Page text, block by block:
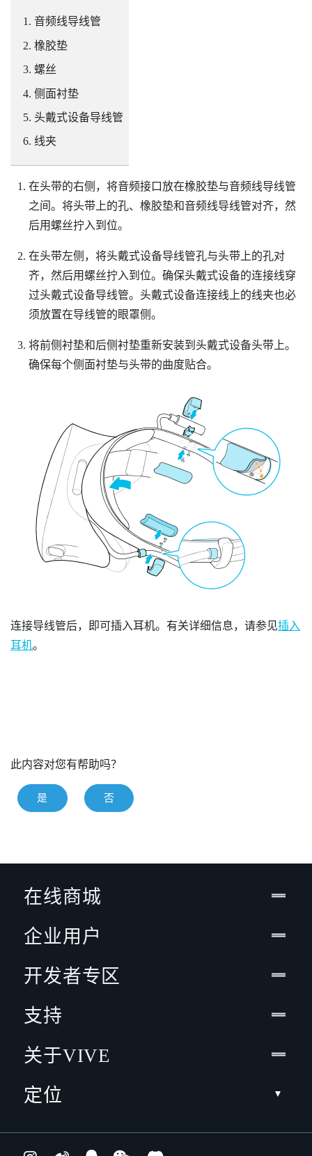
音频线导线管
橡胶垫
螺丝
侧面衬垫
头戴式设备导线管
线夹
在头带的右侧，将音频接口放在橡胶垫与音频线导线管
之间。将头带上的孔、橡胶垫和音频线导线管对齐，然
后用螺丝拧入到位。
在头带左侧，将头戴式设备导线管孔与头带上的孔对
齐，然后用螺丝拧入到位。确保头戴式设备的连接线穿
过头戴式设备导线管。头戴式设备连接线上的线夹也必
须放置在导线管的眼罩侧。
将前侧衬垫和后侧衬垫重新安装到头戴式设备头带上。
确保每个侧面衬垫与头带的曲度贴合。
连接导线管后，即可插入耳机。有关详细信息，请参见插入
耳机。
此内容对您有帮助吗？
是 否
在线商城
企业用户
开发者专区
支持
关于VIVE
定位